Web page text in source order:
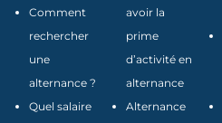
Comment
rechercher
une
alternance ?
Quel salaire
avoir la
prime
d’activité en
alternance
Alternance